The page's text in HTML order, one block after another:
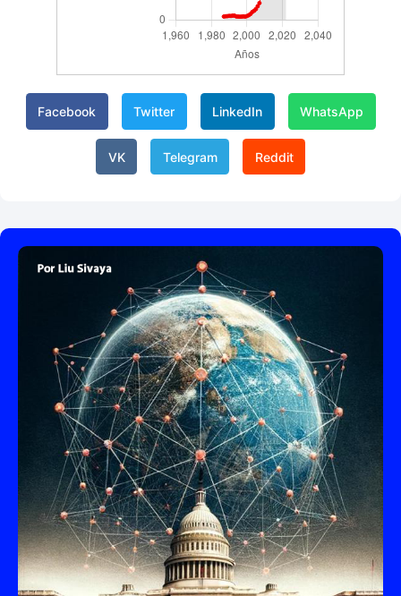
Facebook Twitter LinkedIn WhatsApp
VK Telegram Reddit